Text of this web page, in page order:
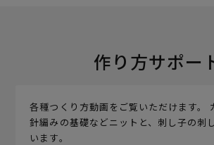
作り方サポー
各種つくり方動画をご覧いただけます。
針編みの基礎などニットと、刺し子の刺
います。